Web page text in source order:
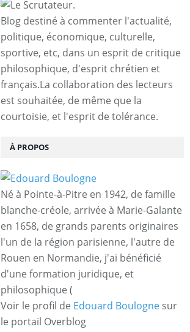
Blog destiné à commenter l'actualité,
politique, économique, culturelle,
sportive, etc, dans un esprit de critique
philosophique, d'esprit chrétien et
français.La collaboration des lecteurs
est souhaitée, de même que la
courtoisie, et l'esprit de tolérance.
À PROPOS
Né à Pointe-à-Pitre en 1942, de famille
blanche-créole, arrivée à Marie-Galante
en 1658, de grands parents originaires
l'un de la région parisienne, l'autre de
Rouen en Normandie, j'ai bénéficié
d'une formation juridique, et
philosophique (
Voir le profil de Edouard Boulogne sur
le portail Overblog